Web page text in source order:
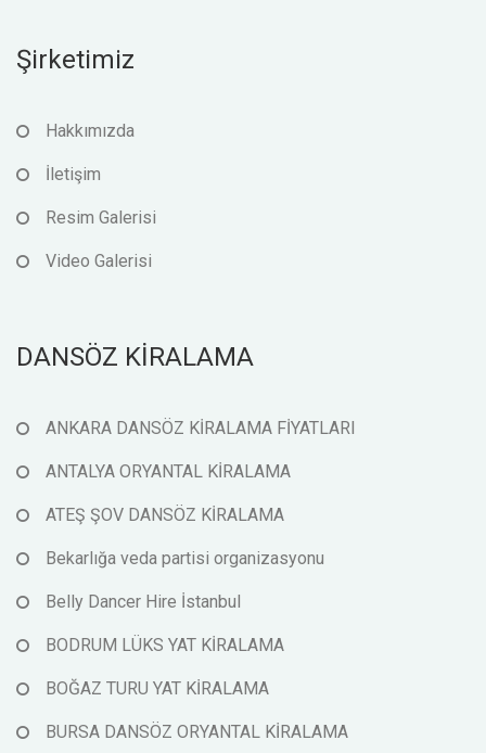
Şirketimiz
Hakkımızda
İletişim
Resim Galerisi
Video Galerisi
DANSÖZ KİRALAMA
ANKARA DANSÖZ KİRALAMA FİYATLARI
ANTALYA ORYANTAL KİRALAMA
ATEŞ ŞOV DANSÖZ KİRALAMA
Bekarlığa veda partisi organizasyonu
Belly Dancer Hire İstanbul
BODRUM LÜKS YAT KİRALAMA
BOĞAZ TURU YAT KİRALAMA
BURSA DANSÖZ ORYANTAL KİRALAMA